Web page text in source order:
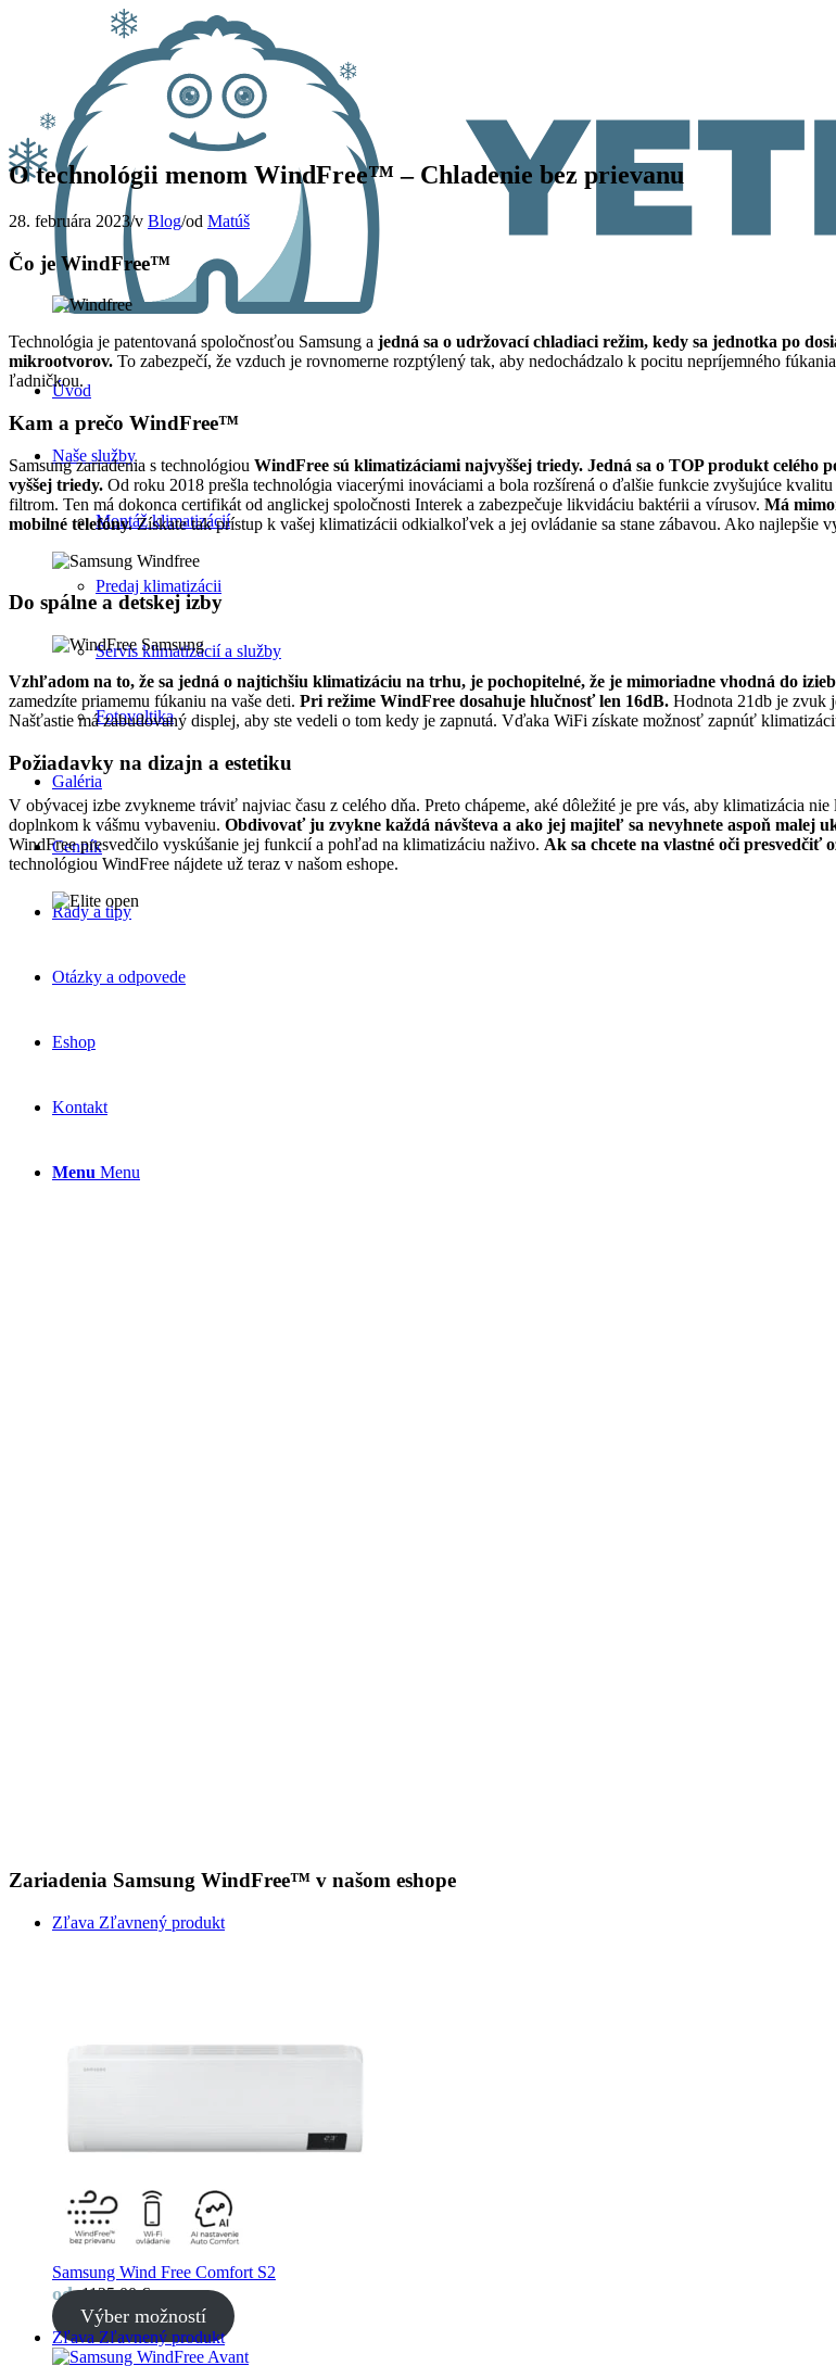
Úvod
Naše služby
Montáž klimatizácií
Predaj klimatizácii
Servis klimatizácií a služby
Fotovoltika
Galéria
Cenník
Rady a tipy
Otázky a odpovede
Eshop
Kontakt
Menu Menu
O technológii menom WindFree™ – Chladenie bez prievanu
28. februára 2023/v Blog/od Matúš
Čo je WindFree™
Technológia je patentovaná spoločnosťou Samsung a jedná sa o udržovací chladiaci režim, kedy sa jednotka po
mikrootvorov. To zabezpečí, že vzduch je rovnomerne rozptýlený tak, aby nedochádzalo k pocitu nepríjemného
ľadničkou.
Kam a prečo WindFree™
Samsung zariadenia s technológiou WindFree sú klimatizáciami najvyššej triedy. Jedná sa o TOP produkt
vyššej triedy. Od roku 2018 prešla technológia viacerými inováciami a bola rozšírená o ďalšie funkcie zvyšujúce
filtrom. Ten má dokonca certifikát od anglickej spoločnosti Interek a zabezpečuje likvidáciu baktérii a vírusov. Má
mobilné telefóny.Získate tak prístup k vašej klimatizácii odkialkoľvek a jej ovládanie sa stane zábavou. Ako najlepšie
Do spálne a detskej izby
Vzhľadom na to, že sa jedná o najtichšiu klimatizáciu na trhu, je pochopitelné, že je mimoriadne vhodná do
zamedzíte priamemu fúkaniu na vaše deti. Pri režime WindFree dosahuje hlučnosť len 16dB. Hodnota 21db je zvuk
Našťastie má zabudovaný displej, aby ste vedeli o tom kedy je zapnutá. Vďaka WiFi získate možnosť zapnúť
Požiadavky na dizajn a estetiku
V obývacej izbe zvykneme tráviť najviac času z celého dňa. Preto chápeme, aké dôležité je pre vás, aby klimatizácia
doplnkom k vášmu vybaveniu. Obdivovať ju zvykne každá návšteva a ako jej majiteľ sa nevyhnete aspoň malej
WindFree presvedčilo vyskúšanie jej funkcií a pohľad na klimatizáciu naživo. Ak sa chcete na vlastné oči presvedčiť
technológiou WindFree nájdete už teraz v našom eshope.
Zariadenia Samsung WindFree™ v našom eshope
Zľava Zľavnený produkt
Samsung Wind Free Comfort S2
od 1125,00€
Výber možností
Zľava Zľavnený produkt